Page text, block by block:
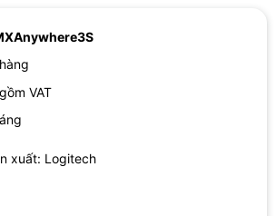
VAT
xuất: Logitech